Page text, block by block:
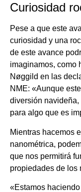
Curiosidad
Pese a que este
curiosidad y una
de este avance
imaginamos, como
Nøggild en las
NME: «Aunque
diversión
para algo que es
Mientras hacemos
nanométrica,
que nos permitirá
propiedades de los
«Estamos